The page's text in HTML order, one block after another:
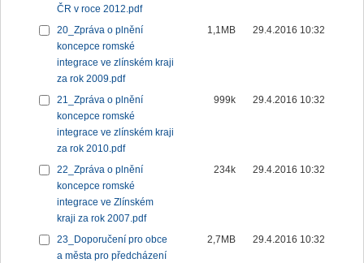
ČR v roce 2012.pdf
20_Zpráva o plnění
koncepce romské
integrace ve zlínském kraji
za rok 2009.pdf
1,1MB 29.4.2016 10:32
21_Zpráva o plnění
koncepce romské
integrace ve zlínském kraji
za rok 2010.pdf
999k 29.4.2016 10:32
22_Zpráva o plnění
koncepce romské
integrace ve Zlínském
kraji za rok 2007.pdf
234k 29.4.2016 10:32
23_Doporučení pro obce
a města pro předcházení
2,7MB 29.4.2016 10:32